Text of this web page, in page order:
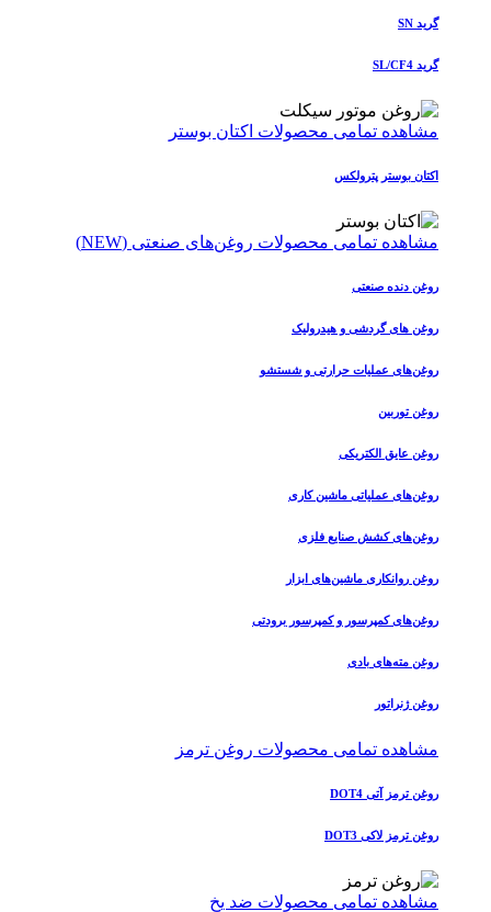
گرید SN
گرید SL/CF4
مشاهده تمامی محصولات اکتان بوستر
اکتان بوستر پترولکس
مشاهده تمامی محصولات روغن‌های صنعتی (NEW)
روغن دنده صنعتی
روغن‌ های گردشی و هیدرولیک
روغن‌های عملیات حرارتی و شستشو
روغن توربین
روغن عایق الکتریکی
روغن‌های عملیاتی ماشین کاری
روغن‌های کشش صنایع فلزی
روغن روانکاری ماشین‌های ابزار
روغن‌های کمپرسور و کمپرسور برودتی
روغن مته‌های بادی
روغن ژنراتور
مشاهده تمامی محصولات روغن ترمز
روغن ترمز آتی DOT4
روغن ترمز لاکی DOT3
مشاهده تمامی محصولات ضد یخ